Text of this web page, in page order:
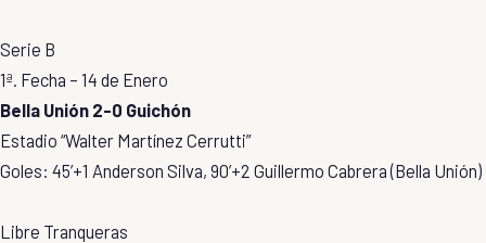
Serie B
1ª. Fecha – 14 de Enero
Bella Unión 2-0 Guichón
Estadio “Walter Martínez Cerrutti”
Goles: 45’+1 Anderson Silva, 90’+2 Guillermo Cabrera (Bella Unión)
Libre Tranqueras